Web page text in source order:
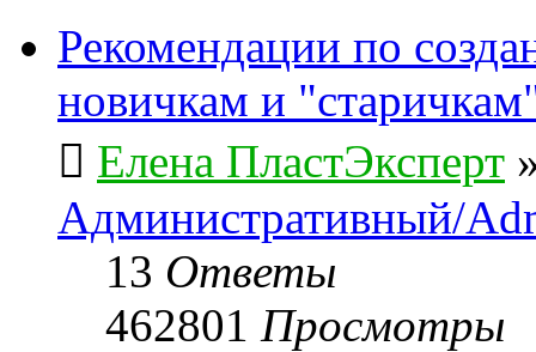
Рекомендации по
новичкам и
Елена ПластЭксперт
Административный/
13 Ответы
462801 Просмотры